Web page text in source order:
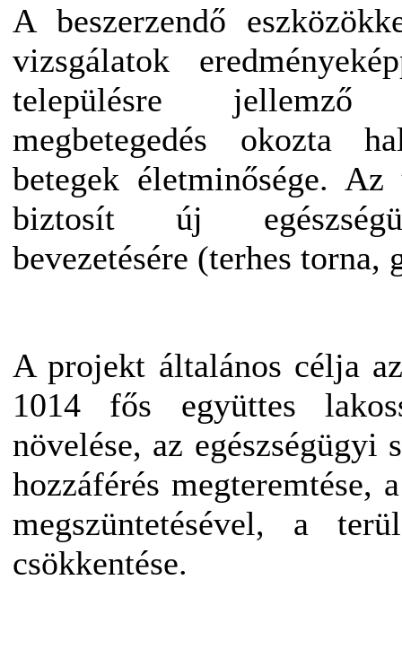
A beszerzendő
vizsgálatok
településre
megbetegedés okozta
betegek életminősége.
biztosít új
bevezetésére (terhes torna,
A projekt általános célja
1014 fős együttes
növelése, az egészségügyi
hozzáférés megteremtése,
megszüntetésével, a
csökkentése.